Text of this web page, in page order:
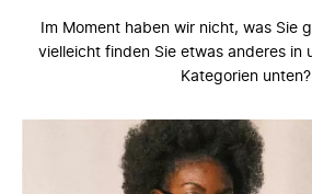
Im Moment haben wir nicht, was Sie
vielleicht finden Sie etwas anderes in
Kategorien unten?